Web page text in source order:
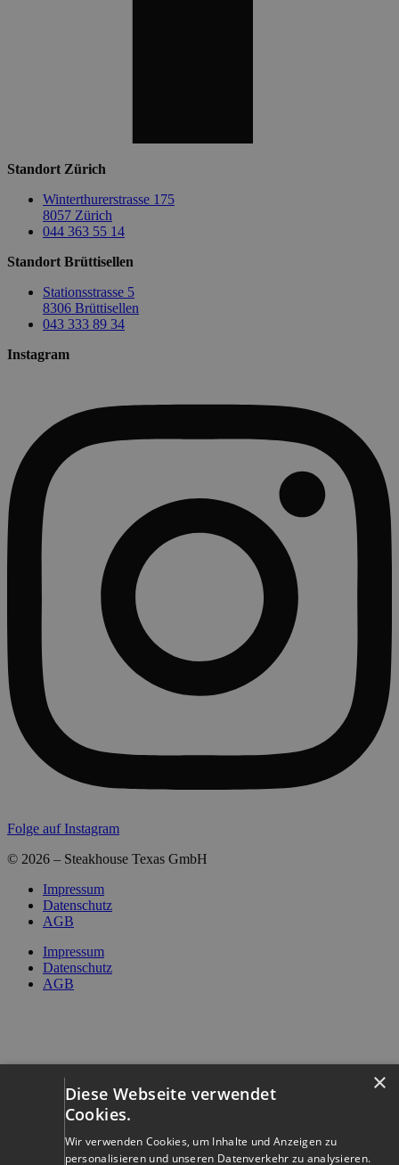
Standort Zürich
Winterthurerstrasse 175
8057 Zürich
044 363 55 14
Standort Brüttisellen
Stationsstrasse 5
8306 Brüttisellen
043 333 89 34
Instagram
Folge auf Instagram
© 2026 – Steakhouse Texas GmbH
Impressum
Datenschutz
AGB
Impressum
Datenschutz
AGB
×
Diese Webseite verwendet
Cookies.
Wir verwenden Cookies, um Inhalte und Anzeigen zu
personalisieren und unseren Datenverkehr zu analysieren.